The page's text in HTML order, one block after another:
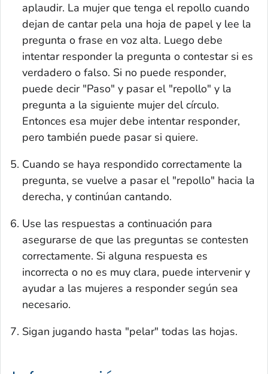
aplaudir. La mujer que tenga el repollo cuando
dejan de cantar pela una hoja de papel y lee la
pregunta o frase en voz alta. Luego debe
intentar responder la pregunta o contestar si es
verdadero o falso. Si no puede responder,
puede decir "Paso" y pasar el "repollo" y la
pregunta a la siguiente mujer del círculo.
Entonces esa mujer debe intentar responder,
pero también puede pasar si quiere.
Cuando se haya respondido correctamente la
pregunta, se vuelve a pasar el "repollo" hacia la
derecha, y continúan cantando.
Use las respuestas a continuación para
asegurarse de que las preguntas se contesten
correctamente. Si alguna respuesta es
incorrecta o no es muy clara, puede intervenir y
ayudar a las mujeres a responder según sea
necesario.
Sigan jugando hasta "pelar" todas las hojas.